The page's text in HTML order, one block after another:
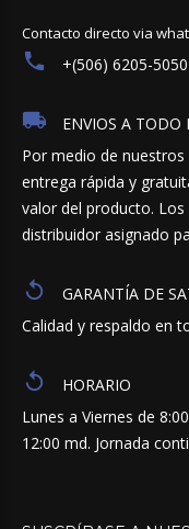
Contacto directo via
+(506) 6205-5050
ENVIOS A TODO
Por medio de
entrega rápida y
valor del producto.
distribuidor asignado
GARANTÍA DE
Calidad y respaldo en
HORARIO
Lunes a Viernes de
12:00 md. Jornada